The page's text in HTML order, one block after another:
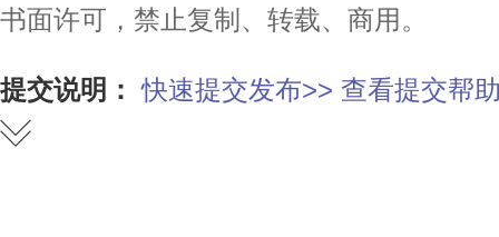
书面许可，禁止复制、转载、商用。
提交说明： 快速提交发布>> 查看提交帮